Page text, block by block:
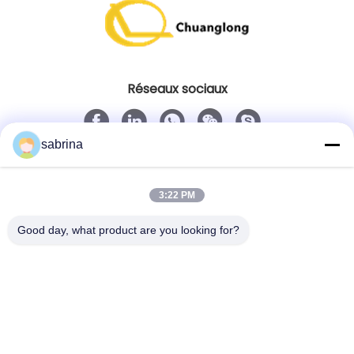
Réseaux sociaux
E-mail
sabrina
3:22 PM
Good day, what product are you looking for?